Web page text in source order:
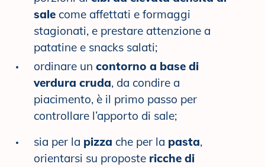
salecome affettati e formaggi
stagionati, e prestare attenzione a
patatine e snacks salati;
ordinare un contorno a base di
verdura cruda, da condire a
piacimento, è il primo passo per
controllare l’apporto di sale;
sia per la pizza che per la pasta,
orientarsi su proposte ricche di